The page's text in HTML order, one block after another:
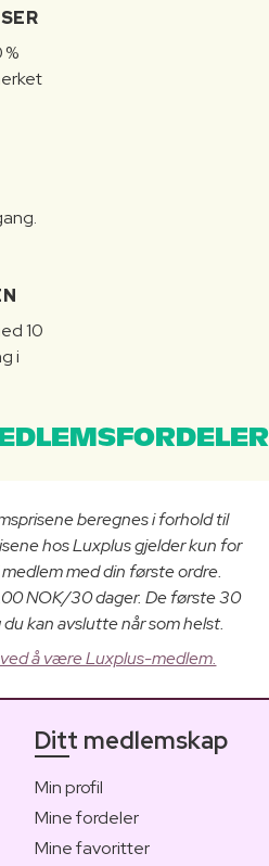
10
i
beregnes i forhold til
hos Luxplus gjelder kun for
med din første ordre.
NOK/30 dager. De første 30
kan avslutte når som helst.
å være Luxplus-medlem.
Ditt medlemskap
Min profil
Mine fordeler
Mine favoritter